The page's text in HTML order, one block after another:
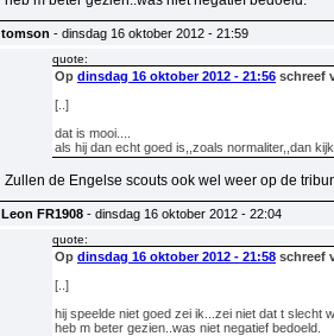
tomson - dinsdag 16 oktober 2012 - 21:59
quote:
Op dinsdag 16 oktober 2012 - 21:56 schreef
[..]
dat is mooi....
als hij dan echt goed is,,zoals normaliter,,dan
Zullen de Engelse scouts ook wel weer op de
Leon FR1908 - dinsdag 16 oktober 2012 - 22:04
quote:
Op dinsdag 16 oktober 2012 - 21:58 schreef
[..]
hij speelde niet goed zei ik...zei niet dat t slecht
heb m beter gezien..was niet negatief bedoeld.